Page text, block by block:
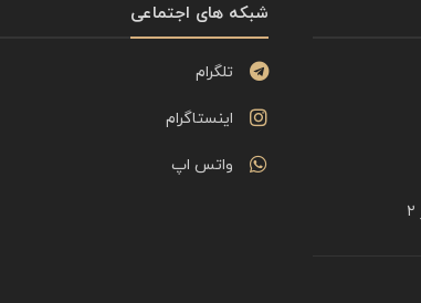
شبکه های اجتماعی
تلگرام
اینستاگرام
واتس اپ